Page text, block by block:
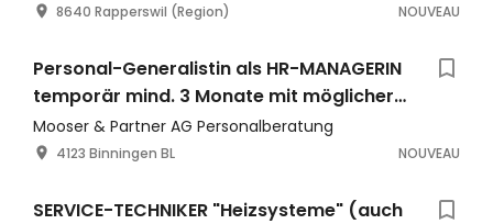
8640 Rapperswil (Region) NOUVEAU
Personal-Generalistin als HR-MANAGERIN
temporär mind. 3 Monate mit möglicher
Festanstellung (m/w)
Mooser & Partner AG Personalberatung
4123 Binningen BL NOUVEAU
SERVICE-TECHNIKER "Heizsysteme" (auch